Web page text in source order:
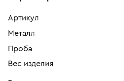
Артикул
Металл
Проба
Вес изделия